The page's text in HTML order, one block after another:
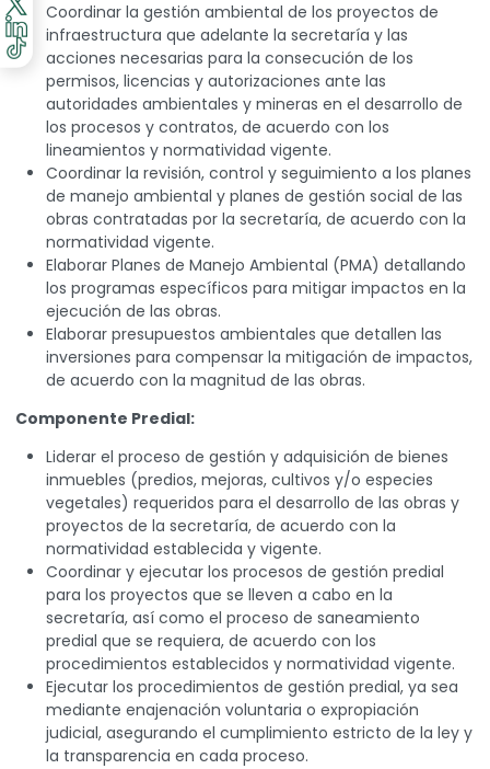
Coordinar la gestión ambiental de los proyectos de
infraestructura que adelante la secretaría y las
acciones necesarias para la consecución de los
permisos, licencias y autorizaciones ante las
autoridades ambientales y mineras en el desarrollo de
los procesos y contratos, de acuerdo con los
lineamientos y normatividad vigente.
Coordinar la revisión, control y seguimiento a los planes
de manejo ambiental y planes de gestión social de las
obras contratadas por la secretaría, de acuerdo con la
normatividad vigente.
Elaborar Planes de Manejo Ambiental (PMA) detallando
los programas específicos para mitigar impactos en la
ejecución de las obras.
Elaborar presupuestos ambientales que detallen las
inversiones para compensar la mitigación de impactos,
de acuerdo con la magnitud de las obras.
Componente Predial:
Liderar el proceso de gestión y adquisición de bienes
inmuebles (predios, mejoras, cultivos y/o especies
vegetales) requeridos para el desarrollo de las obras y
proyectos de la secretaría, de acuerdo con la
normatividad establecida y vigente.
Coordinar y ejecutar los procesos de gestión predial
para los proyectos que se lleven a cabo en la
secretaría, así como el proceso de saneamiento
predial que se requiera, de acuerdo con los
procedimientos establecidos y normatividad vigente.
Ejecutar los procedimientos de gestión predial, ya sea
mediante enajenación voluntaria o expropiación
judicial, asegurando el cumplimiento estricto de la ley y
la transparencia en cada proceso.